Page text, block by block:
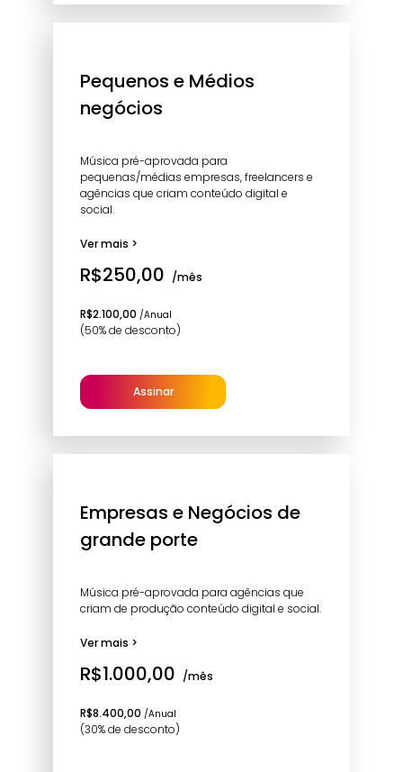
Pequenos e Médios
negócios
Música pré-aprovada para
pequenas/médias empresas, freelancers e
agências que criam conteúdo digital e
social.
Ver mais >
R$250,00 /mês
R$2.100,00 /Anual
(50% de desconto)
Assinar
Empresas e Negócios de
grande porte
Música pré-aprovada para agências que
criam de produção conteúdo digital e social.
Ver mais >
R$1.000,00 /mês
R$8.400,00 /Anual
(30% de desconto)